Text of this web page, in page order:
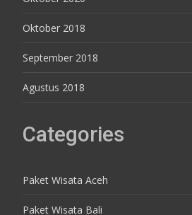
Oktober 2018
September 2018
Agustus 2018
Categories
Paket Wisata Aceh
Paket Wisata Bali